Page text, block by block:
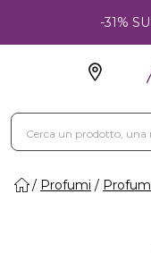
-31%
Profumi